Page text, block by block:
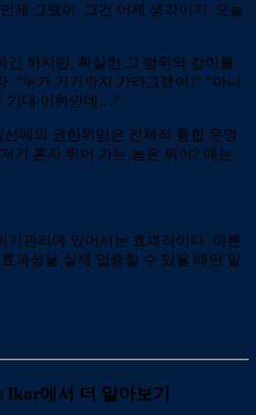
제 그랬어. 그건 어제 생각이지. 오늘
긴 하지만, 확실한 그 범위와 깊이를
“누가 거기까지 가라그랬어?” “아니
기대 이하인데…”
에의 권한위임은 전체적 통합 운영
기 혼자 뛰어 가는 놈은 뭐야? 얘는
기관리에 있어서는 효과적이다. 이론
과성을 실제 입증할 수 있을 때만 말
Ikor에서 더 알아보기